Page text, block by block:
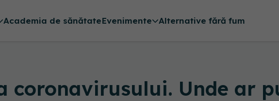
Academia de sănătateEvenimente Alternative fără fum
coronavirusului. Unde ar